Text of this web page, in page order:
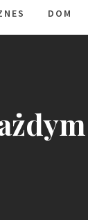
DOM